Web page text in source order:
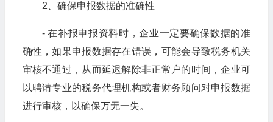
2、确保申报数据的准确性
- 在补报申报资料时，企业一定要确保数据的准
确性，如果申报数据存在错误，可能会导致税务机关
审核不通过，从而延迟解除非正常户的时间，企业可
以聘请专业的税务代理机构或者财务顾问对申报数据
进行审核，以确保万无一失。